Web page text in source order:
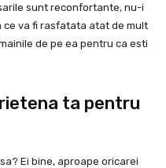
sunt reconfortante, nu-i
ce va fi rasfatata atat de mult
de pe ea pentru ca esti
ta pentru
Ei bine, aproape oricarei